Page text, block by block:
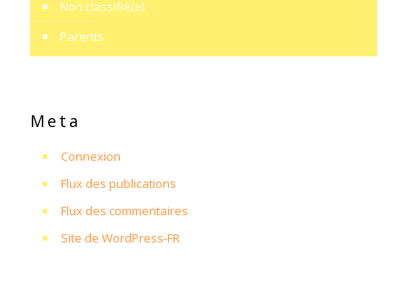
Non classifié(e)
Parents
Meta
Connexion
Flux des publications
Flux des commentaires
Site de WordPress-FR